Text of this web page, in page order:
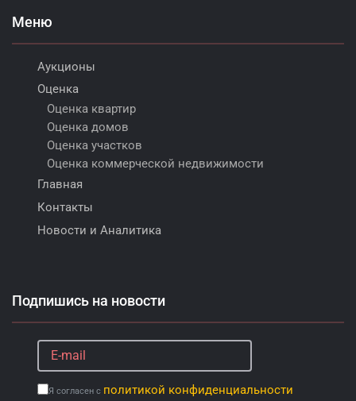
Меню
Аукционы
Оценка
Оценка квартир
Оценка домов
Оценка участков
Оценка коммерческой недвижимости
Главная
Контакты
Новости и Аналитика
Подпишись на новости
Я согласен с политикой конфиденциальности